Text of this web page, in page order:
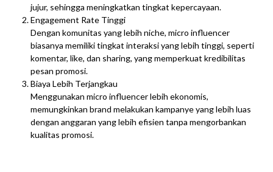
jujur, sehingga meningkatkan tingkat kepercayaan.
Engagement Rate Tinggi
Dengan komunitas yang lebih niche, micro influencer
biasanya memiliki tingkat interaksi yang lebih tinggi, seperti
komentar, like, dan sharing, yang memperkuat kredibilitas
pesan promosi.
Biaya Lebih Terjangkau
Menggunakan micro influencer lebih ekonomis,
memungkinkan brand melakukan kampanye yang lebih luas
dengan anggaran yang lebih efisien tanpa mengorbankan
kualitas promosi.